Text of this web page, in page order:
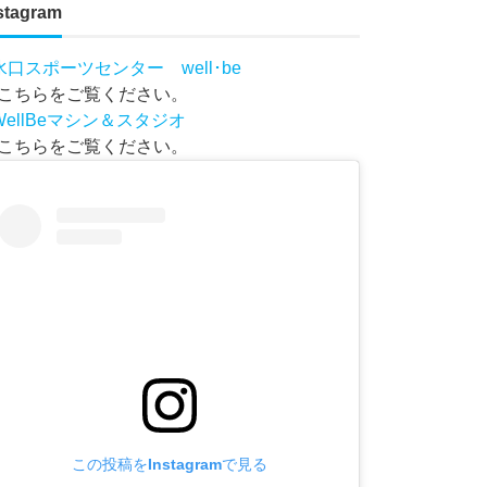
口スポーツセンター well･be
ちらをご覧ください。
マシン＆スタジオ
ちらをご覧ください。
この投稿をInstagramで見る